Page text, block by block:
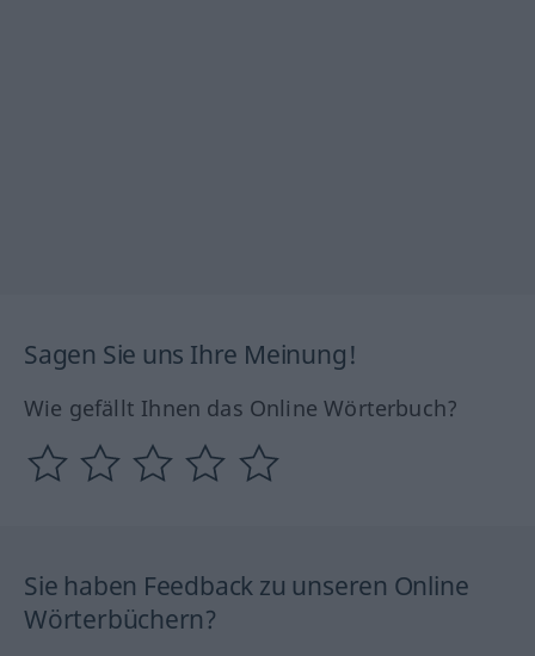
Sagen Sie uns Ihre Meinung!
Wie gefällt Ihnen das Online Wörterbuch?
Sie haben Feedback zu unseren Online
Wörterbüchern?